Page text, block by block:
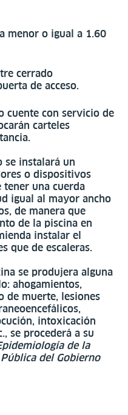
menor o igual a 1.60
cerrado
de acceso.
cuente con servicio de
carteles
se instalará un
o dispositivos
tener una cuerda
igual al mayor ancho
de manera que
de la piscina en
instalar el
que de escaleras.
se produjera alguna
ahogamientos,
de muerte, lesiones
intoxicación
se procederá a su
de la
del Gobierno